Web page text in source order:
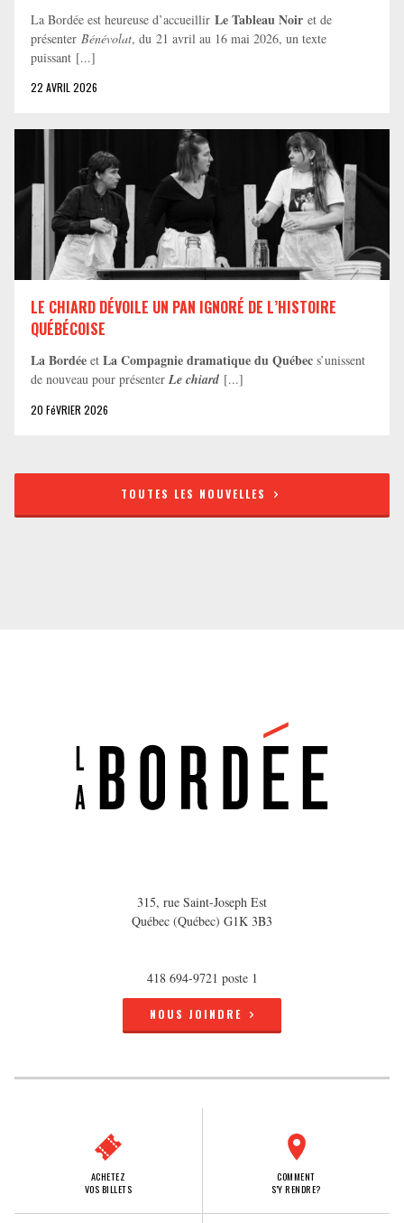
La Bordée est heureuse d’accueillir Le Tableau Noir et de
présenter Bénévolat, du 21 avril au 16 mai 2026, un texte
puissant [...]
22 AVRIL 2026
LE CHIARD DÉVOILE UN PAN IGNORÉ DE L’HISTOIRE
QUÉBÉCOISE
La Bordée et La Compagnie dramatique du Québec s’unissent
de nouveau pour présenter Le chiard [...]
20 FéVRIER 2026
TOUTES LES NOUVELLES
315, rue Saint-Joseph Est
Québec (Québec) G1K 3B3
418 694-9721 poste 1
NOUS JOINDRE
ACHETEZ
VOS BILLETS
COMMENT
S'Y RENDRE?